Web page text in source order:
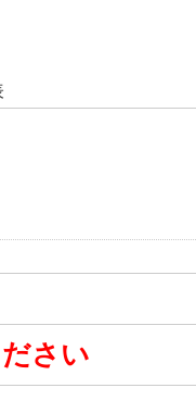
さい